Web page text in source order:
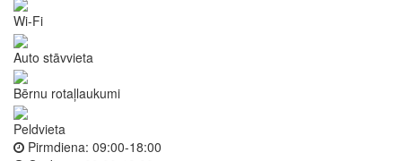
Wi-Fi
Auto stāvvieta
Bērnu rotaļlaukumi
Peldvieta
Pirmdiena: 09:00-18:00